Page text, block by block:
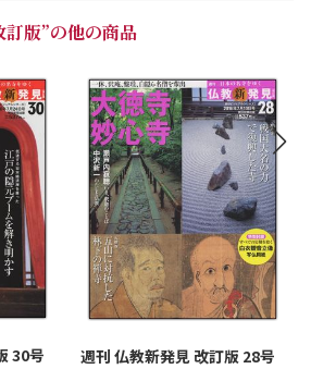
版”の他の商品
30号 週刊 仏教新発見 改訂版 28号